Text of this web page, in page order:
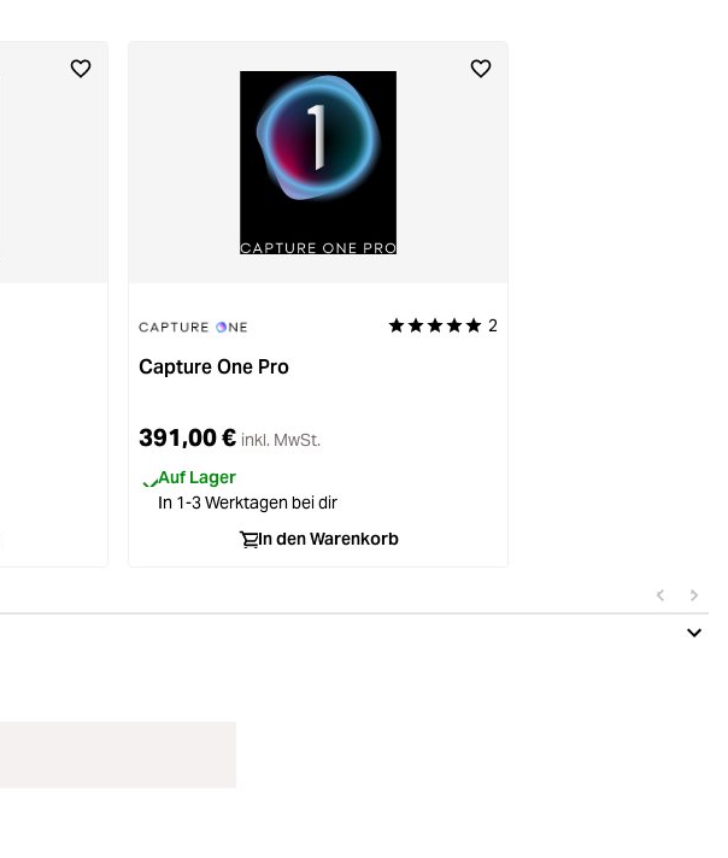
Durchschnittliche Bewertung von 5 von 5
2
Capture One Pro
391,00 € inkl. MwSt.
Auf Lager
In 1-3 Werktagen bei dir
In den Warenkorb